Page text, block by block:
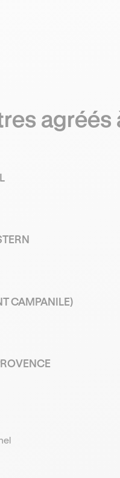
agréés
CAMPANILE)